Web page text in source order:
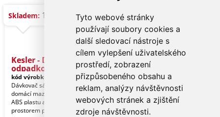
Tyto webové stránky
používají soubory cookies a
další sledovací nástroje s
cílem vylepšení uživatelského
prostředí, zobrazení
přizpůsobeného obsahu a
reklam, analýzy návštěvnosti
webových stránek a zjištění
zdroje návštěvnosti.
Skladem: 16.510 ks
Kesler - Dávkovač
odpadkových
kód výrobku:
21515001000
Dávkovač sáčků na exkrementy pro
domácí mazlíčky s odolným tělem z
ABS plastu a znovu naplnitelným
prostorem pro hydroal